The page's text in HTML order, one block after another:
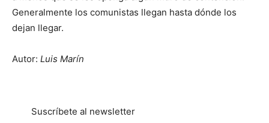
Generalmente los comunistas llegan hasta dónde los
dejan llegar.
Autor: Luis Marín
Suscríbete al newsletter